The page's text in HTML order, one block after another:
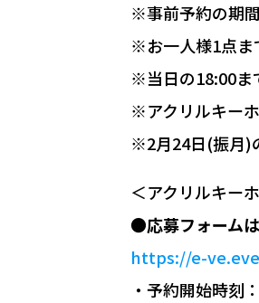
※事前予約の期
※お一人様1点ま
※当日の18:00ま
※アクリルキー
※2月24日(振月)
＜アクリルキー
●応募フォーム
https://e-
・予約開始時刻